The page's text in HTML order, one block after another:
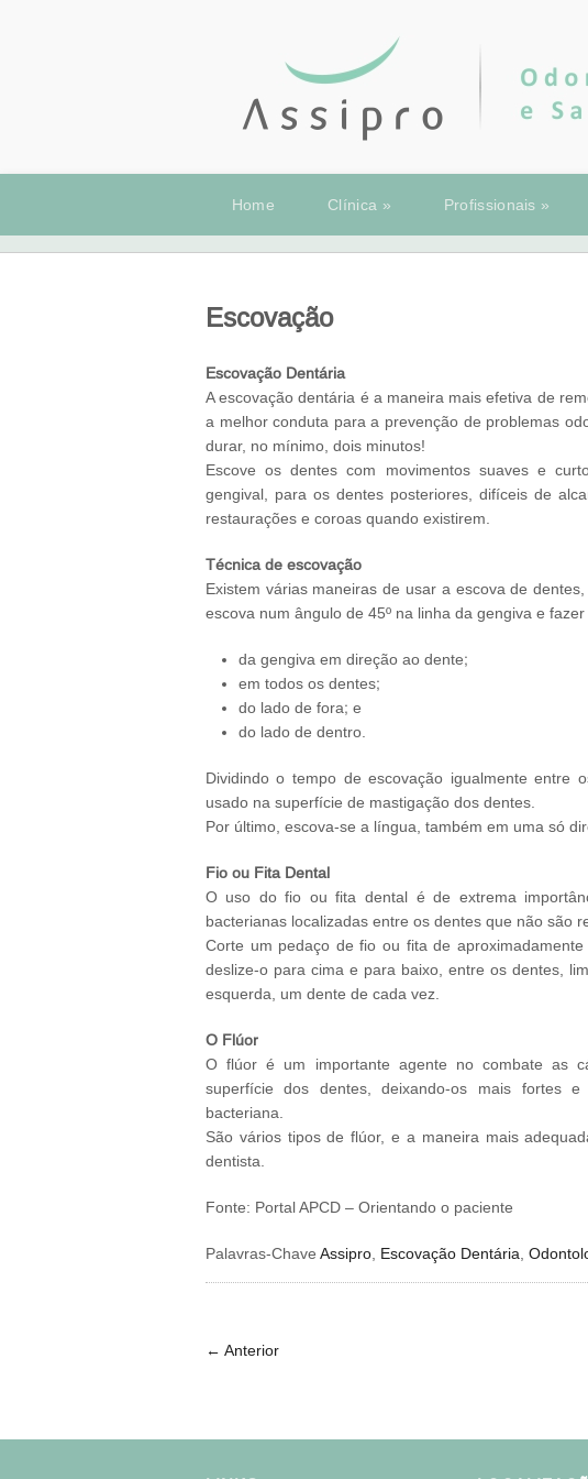
Home Clínica » Profissionais »
Escovação
Escovação Dentária
A escovação dentária é a maneira mais efetiva de
a melhor conduta para a prevenção de problemas
durar, no mínimo, dois minutos!
Escove os dentes com movimentos suaves e
gengival, para os dentes posteriores, difíceis de
restaurações e coroas quando existirem.
Técnica de escovação
Existem várias maneiras de usar a escova de
escova num ângulo de 45º na linha da gengiva e
da gengiva em direção ao dente;
em todos os dentes;
do lado de fora; e
do lado de dentro.
Dividindo o tempo de escovação igualmente entre
usado na superfície de mastigação dos dentes.
Por último, escova-se a língua, também em uma só
Fio ou Fita Dental
O uso do fio ou fita dental é de extrema
bacterianas localizadas entre os dentes que não são
Corte um pedaço de fio ou fita de
deslize-o para cima e para baixo, entre os dentes,
esquerda, um dente de cada vez.
O Flúor
O flúor é um importante agente no combate as
superfície dos dentes, deixando-os mais fortes
bacteriana.
São vários tipos de flúor, e a maneira mais
dentista.
Fonte: Portal APCD – Orientando o paciente
Palavras-Chave Assipro, Escovação Dentária
← Anterior